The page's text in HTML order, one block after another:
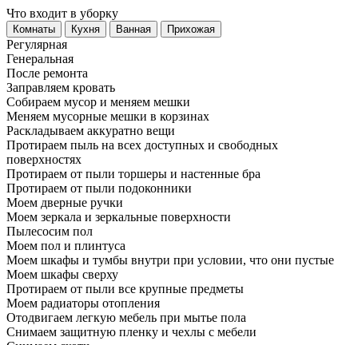
Что входит в уборку
Регу­лярная
Гене­ральная
После ремонта
Заправляем кровать
Собираем мусор и меняем мешки
Меняем мусорные мешки в корзинах
Раскладываем аккуратно вещи
Протираем пыль на всех доступных и свободных
поверхностях
Протираем от пыли торшеры и настенные бра
Протираем от пыли подоконники
Моем дверные ручки
Моем зеркала и зеркальные поверхности
Пылесосим пол
Моем пол и плинтуса
Моем шкафы и тумбы внутри при условии, что они пустые
Моем шкафы сверху
Протираем от пыли все крупные предметы
Моем радиаторы отопления
Отодвигаем легкую мебель при мытье пола
Снимаем защитную пленку и чехлы с мебели